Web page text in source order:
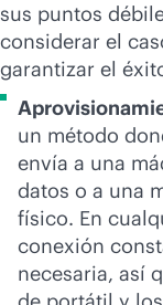
sus puntos
considerar el
garantizar el
un método
envía a una
datos o a una
físico. En
conexión
necesaria, así